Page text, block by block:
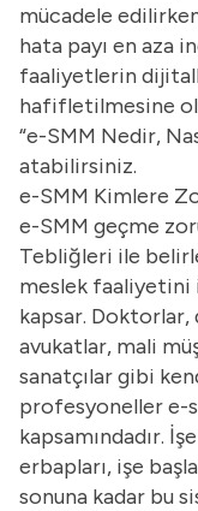
mücadele
hata payı en aza
faaliyetlerin
hafifletilmesine
“e-SMM Nedir,
atabilirsiniz.
e-SMM Kimlere
e-SMM geçme
Tebliğleri ile
meslek faaliyetini
kapsar.
avukatlar, mali
sanatçılar gibi
profesyoneller e-
kapsamındadır.
erbapları, işe
sonuna kadar bu